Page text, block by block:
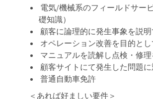
電気/機械系のフィールドサー
礎知識）
顧客に論理的に発生事象を説
オペレーション改善を目的と
マニュアルを読解し点検・修
顧客サイトにて発生した問題
普通自動車免許
＜あれば好ましい要件＞